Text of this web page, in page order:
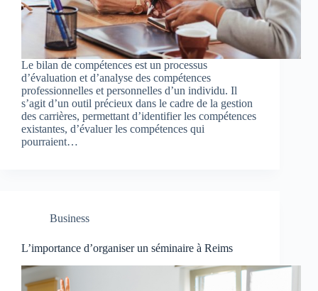
Le bilan de compétences est un processus
d’évaluation et d’analyse des compétences
professionnelles et personnelles d’un individu. Il
s’agit d’un outil précieux dans le cadre de la gestion
des carrières, permettant d’identifier les compétences
existantes, d’évaluer les compétences qui
pourraient…
Business
L’importance d’organiser un séminaire à Reims